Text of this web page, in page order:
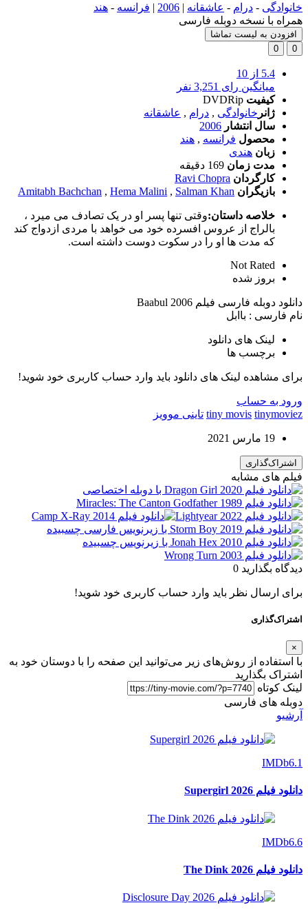
خانوادگی - درام - عاشقانه |
2006
| فرانسه - هند
همراه با نسخه دوبله فارسی
افزودن به لیست تماشا
0
0
5.4 از 10
میانگین رای 3,251 نفر
کیفیت DVDRip
ژانر خانوادگی , درام , عاشقانه
سال انتشار 2006
محصول فرانسه , هند
زبان هندی
مدت زمان 169 دقیقه
کارگردان Ravi Chopra
بازیگران
Amitabh Bachchan , Hema Malini , Salman Khan
خلاصه داستان:وقتی تنها پسر او در یک تصادف می میرد ،
بالراج از عروس افسرده خود می خواهد با مردی ازدواج کند
که مدت ها او را در سکوت دوست داشته است.
Not Rated
بروز‌ شده
دانلود دوبله فارسی فیلم Baabul 2006
نام فارسی : باابل
لینک های دانلود
برچسب ها
برای مشاهده لینک های دانلود باید وارد حساب کاربری خود شوید!
ورود به حساب
tiny movis tinymoviez تاینی موویز
19 مارس 2021
اشتراک‌گذاری
فیلم های مشابه
دیدگاه بگذارید 0
برای ارسال نظر باید وارد حساب کاربری خود شوید!
اشتراک‌گذاری
×
با استفاده از روش‌های زیر می‌توانید این صفحه را با دوستان خود به
اشتراک بگذارید
لینک کوتاه
دوبله های فارسی
آرشیو
IMDb6.1
دانلود فیلم Supergirl 2026
IMDb6.6
دانلود فیلم The Dink 2026